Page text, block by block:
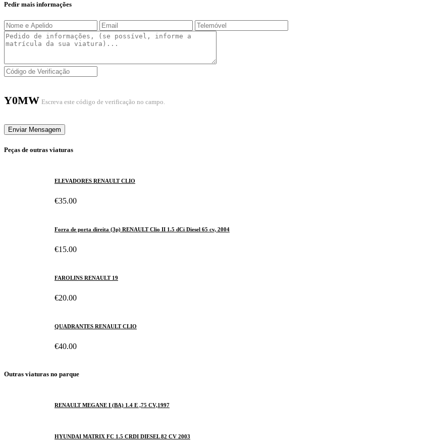
Pedir mais informações
Y0MW Escreva este código de verificação no campo.
Enviar Mensagem
Peças de outras viaturas
ELEVADORES RENAULT CLIO
€35.00
Forra de porta direita (3p) RENAULT Clio II 1.5 dCi Diesel 65 cv, 2004
€15.00
FAROLINS RENAULT 19
€20.00
QUADRANTES RENAULT CLIO
€40.00
Outras viaturas no parque
RENAULT MEGANE I (BA) 1.4 E ,75 CV,1997
HYUNDAI MATRIX FC 1.5 CRDI DIESEL 82 CV 2003